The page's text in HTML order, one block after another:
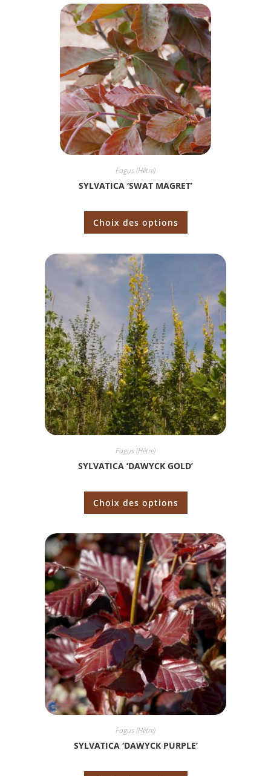
Fagus (Hêtre)
SYLVATICA ‘SWAT MAGRET’
Choix des options
Fagus (Hêtre)
SYLVATICA ‘DAWYCK GOLD’
Choix des options
Fagus (Hêtre)
SYLVATICA ‘DAWYCK PURPLE’